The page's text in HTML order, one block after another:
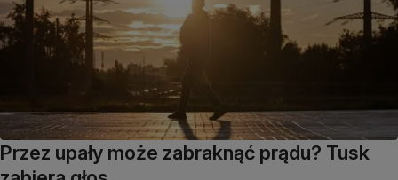
Przez upały może zabraknąć prądu? Tusk